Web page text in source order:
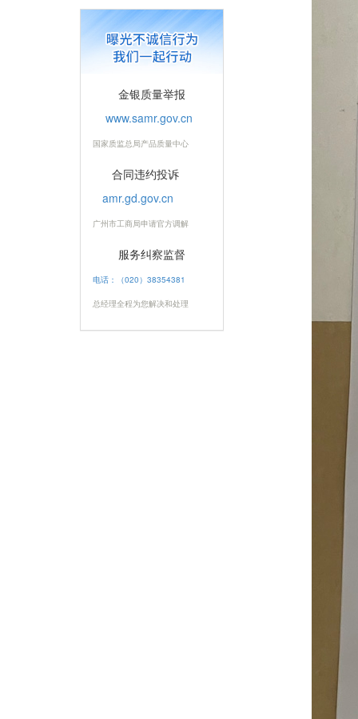
金银质量举报
www.samr.gov.cn
国家质监总局产品质量中心
合同违约投诉
amr.gd.gov.cn
广州市工商局申请官方调解
服务纠察监督
电话：（020）38354381
总经理全程为您解决和处理